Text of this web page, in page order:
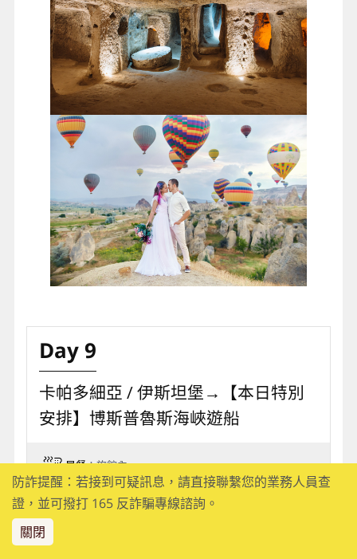
Day 9
卡帕多細亞 / 伊斯坦堡→【本日特別
安排】博斯普魯斯海峽遊船
早餐：旅館內
午餐：中式合菜八菜一湯
晚餐：旅館內套餐或自助餐
防詐提醒：若接到可疑訊息，請直接聯繫您的業務人員查
證，並可撥打 165 反詐騙專線諮詢。
關閉